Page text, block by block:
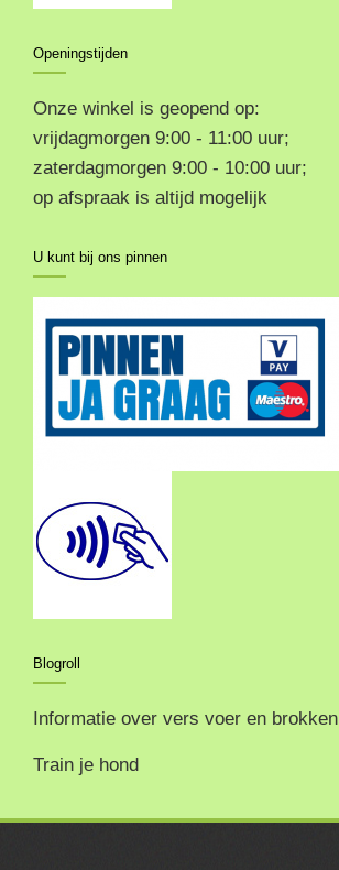
Openingstijden
Onze winkel is geopend op:
vrijdagmorgen 9:00 - 11:00 uur;
zaterdagmorgen 9:00 - 10:00 uur;
op afspraak is altijd mogelijk
U kunt bij ons pinnen
Blogroll
Informatie over vers voer en brokken
Train je hond